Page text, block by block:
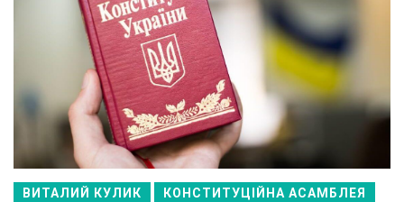
ВИТАЛИЙ КУЛИК КОНСТИТУЦІЙНА АСАМБЛЕЯ